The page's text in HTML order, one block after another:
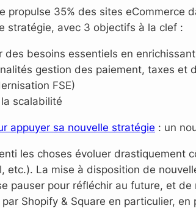
propulse 35% des sites
stratégie, avec 3 objectifs à la clef :
des besoins essentiels en
gestion des paiement, taxes et
FSE)
scalabilité
appuyer sa nouvelle stratégie : un
les choses évoluer drastiquement
La mise à disposition de
pauser pour réfléchir au future, et
Shopify & Square en particulier, en